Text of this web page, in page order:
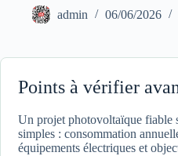
admin 06/06/2026
Points à vérifier
Un projet photovoltaïque fiable
simples : consommation
équipements électriques et